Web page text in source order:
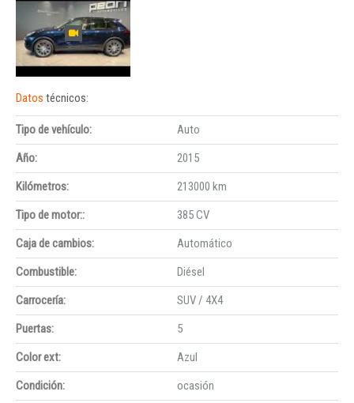
Datos técnicos:
Tipo de vehículo:
Auto
Año:
2015
Kilómetros:
213000 km
Tipo de motor::
385 CV
Caja de cambios:
Automático
Combustible:
Diésel
Carrocería:
SUV / 4X4
Puertas:
5
Color ext:
Azul
Condición:
ocasión